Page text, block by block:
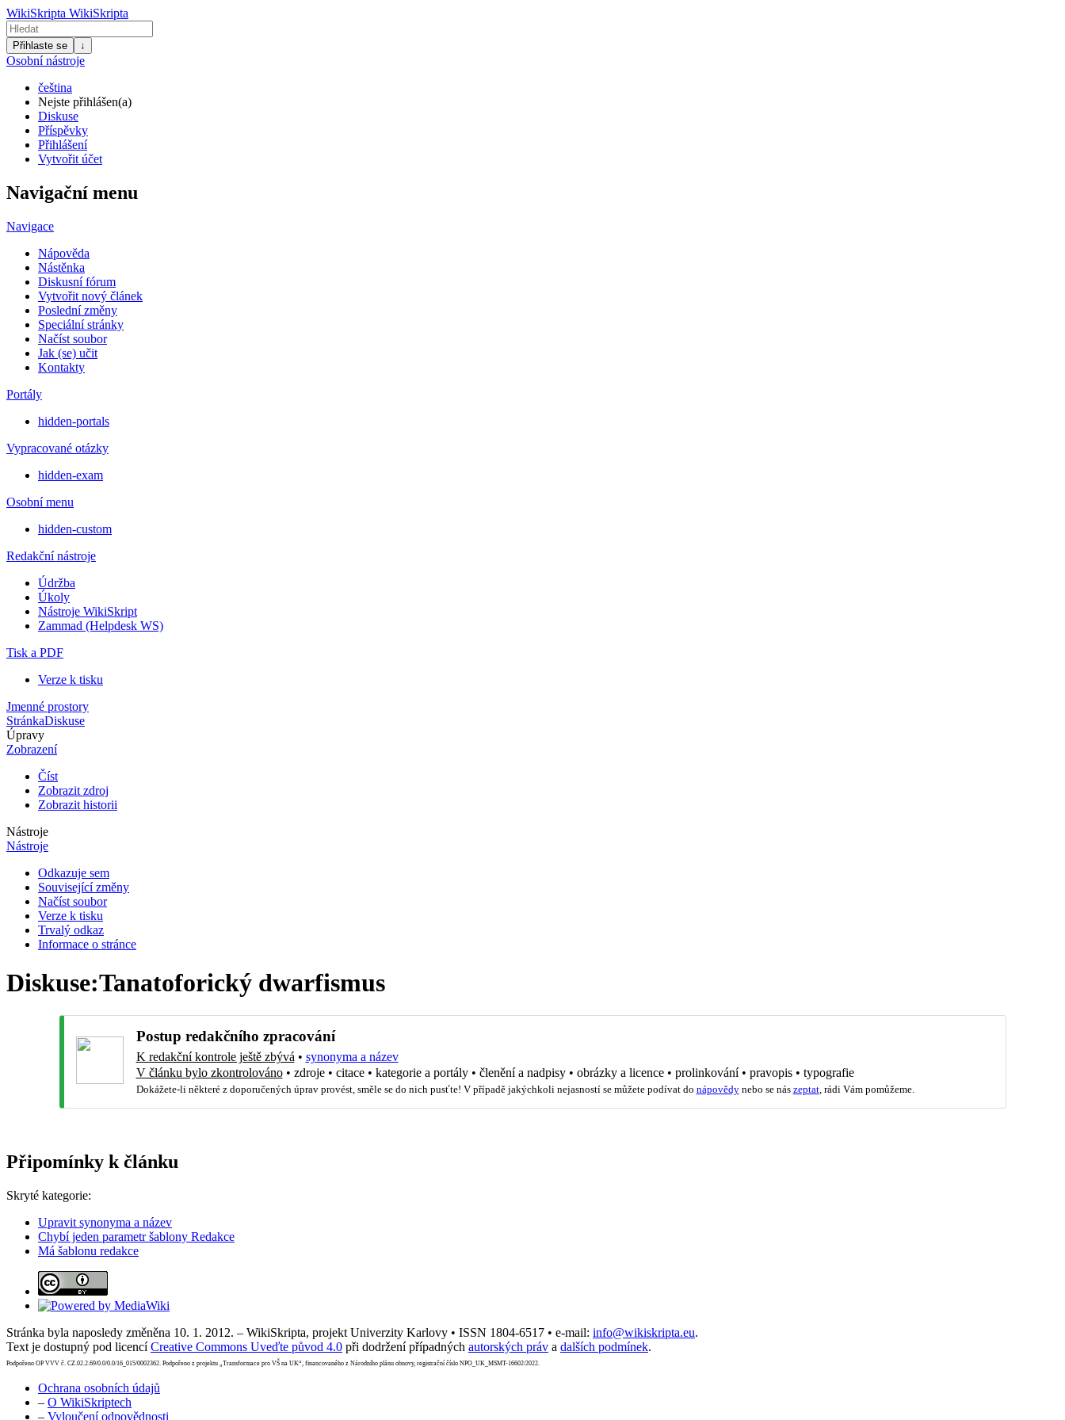
WikiSkripta WikiSkripta
Přihlaste se ↓
Osobní nástroje
čeština
Nejste přihlášen(a)
Diskuse
Příspěvky
Přihlášení
Vytvořit účet
Navigační menu
Navigace
Nápověda
Nástěnka
Diskusní fórum
Vytvořit nový článek
Poslední změny
Speciální stránky
Načíst soubor
Jak (se) učit
Kontakty
Portály
hidden-portals
Vypracované otázky
hidden-exam
Osobní menu
hidden-custom
Redakční nástroje
Údržba
Úkoly
Nástroje WikiSkript
Zammad (Helpdesk WS)
Tisk a PDF
Verze k tisku
Jmenné prostory
StránkaDiskuse
Úpravy
Zobrazení
Číst
Zobrazit zdroj
Zobrazit historii
Nástroje
Nástroje
Odkazuje sem
Související změny
Načíst soubor
Verze k tisku
Trvalý odkaz
Informace o stránce
Diskuse:Tanatoforický dwarfismus
Postup redakčního zpracování
K redakční kontrole ještě zbývá • synonyma a název
V článku bylo zkontrolováno• zdroje• citace• kategorie a portály• členění a nadpisy• obrázky a licence• prolinkování• pravopis• typografie
Dokážete-li některé z doporučených úprav provést, směle se do nich pusťte! V případě jakýchkoli nejasností se můžete podívat do nápovědynebo se nás zeptat, rádi Vám pomůžeme.
Připomínky k článku
Skryté kategorie:
Upravit synonyma a název
Chybí jeden parametr šablony Redakce
Má šablonu redakce
Stránka byla naposledy změněna 10. 1. 2012. – WikiSkripta, projekt Univerzity Karlovy • ISSN 1804-6517 • e-mail: info@wikiskripta.eu.
Text je dostupný pod licencíCreative Commons Uveďte původ 4.0 při dodržení případných autorských práv a dalších podmínek.
Podpořeno OP VVV č. CZ.02.2.69/0.0/0.0/16_015/0002362. Podpořeno z projektu „Transformace pro VŠ na UK“, financovaného z Národního plánu obnovy, registrační číslo NPO_UK_MSMT-16602/2022.
Ochrana osobních údajů
– O WikiSkriptech
– Vyloučení odpovědnosti